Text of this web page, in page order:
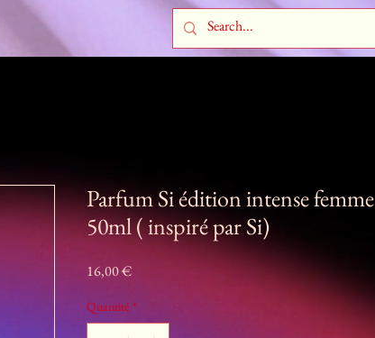
Parfum Si édition intense femme
50ml ( inspiré par Si)
16,00 €Prix
Quantité *